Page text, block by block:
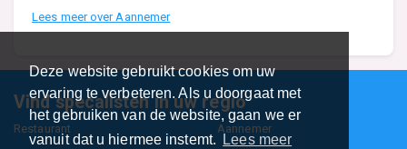
Deze website gebruikt cookies om uw
ervaring te verbeteren. Als u doorgaat met
het gebruiken van de website, gaan we er
vanuit dat u hiermee instemt.
Lees meer
Lees meer over Aannemer
Vind specalisten in uw regio
Restaurant Aannemer